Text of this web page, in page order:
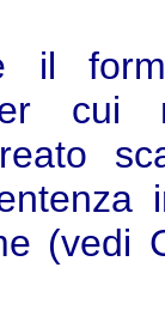
il
(vedi